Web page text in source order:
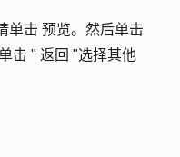
单击 预览。 然后单击
击 " 返回 "选择其他